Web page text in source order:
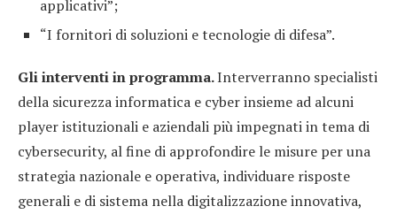
applicativi”;
“I fornitori di soluzioni e tecnologie di difesa”.
Gli interventi in programma.Interverranno specialisti
della sicurezza informatica e cyber insieme ad alcuni
player istituzionali e aziendali più impegnati in tema di
cybersecurity, al fine di approfondire le misure per una
strategia nazionale e operativa, individuare risposte
generali e di sistema nella digitalizzazione innovativa,